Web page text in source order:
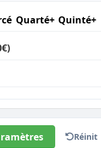
Quarté+ Quinté+
Réinit